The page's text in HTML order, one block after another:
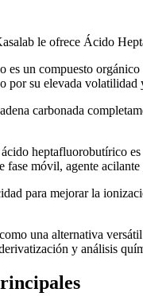
le ofrece Ácido
un compuesto
por su elevada
carbonada
heptafluorobutírico
móvil, agente
para mejorar la
una alternativa
y análisis